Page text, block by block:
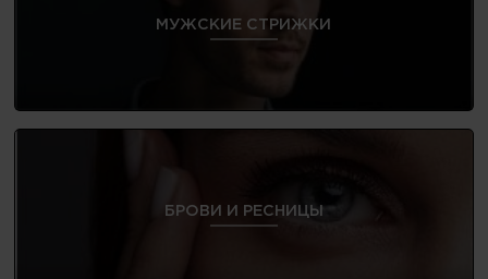
МУЖСКИЕ СТРИЖКИ
БРОВИ И РЕСНИЦЫ